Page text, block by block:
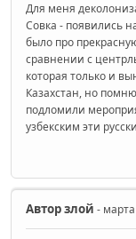
Для меня
Совка - появились
было про
сравнении с
которая только и
Казахстан, но
подломили
узбекским эти
Авторзлой -